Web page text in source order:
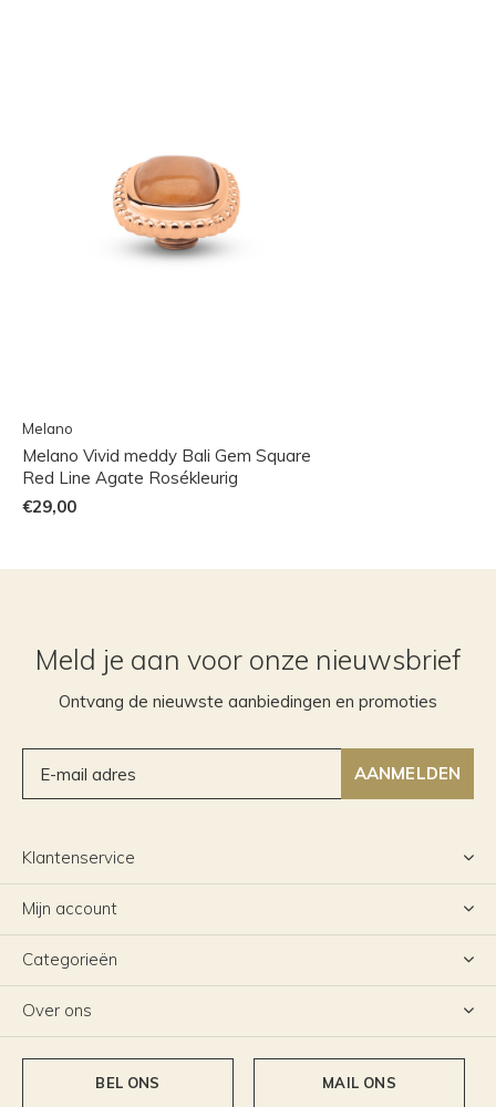
Melano
Melano Vivid meddy Bali Gem Square
Red Line Agate Rosékleurig
€29,00
Meld je aan voor onze nieuwsbrief
Ontvang de nieuwste aanbiedingen en promoties
AANMELDEN
Klantenservice
Mijn account
Categorieën
Over ons
BEL ONS MAIL ONS